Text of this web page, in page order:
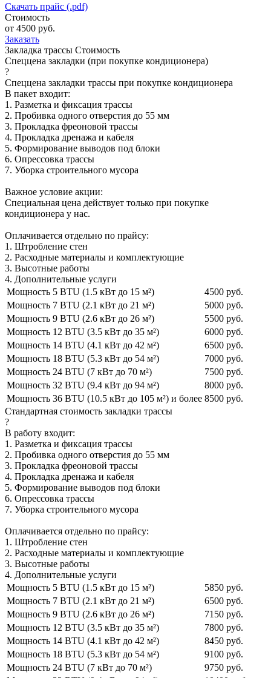
Скачать прайс (.pdf)
Стоимость
от 4500 руб.
Заказать
Закладка трассы Стоимость
Спеццена закладки (при покупке кондиционера)
?
Спеццена закладки трассы при покупке кондиционера
В пакет входит:
1. Разметка и фиксация трассы
2. Пробивка одного отверстия до 55 мм
3. Прокладка фреоновой трассы
4. Прокладка дренажа и кабеля
5. Формирование выводов под блоки
6. Опрессовка трассы
7. Уборка строительного мусора
Важное условие акции:
Специальная цена действует только при покупке
кондиционера у нас.
Оплачивается отдельно по прайсу:
1. Штробление стен
2. Расходные материалы и комплектующие
3. Высотные работы
4. Дополнительные услуги
Мощность 5 BTU (1.5 кВт до 15 м²)
4500 руб.
Мощность 7 BTU (2.1 кВт до 21 м²)
5000 руб.
Мощность 9 BTU (2.6 кВт до 26 м²)
5500 руб.
Мощность 12 BTU (3.5 кВт до 35 м²)
6000 руб.
Мощность 14 BTU (4.1 кВт до 42 м²)
6500 руб.
Мощность 18 BTU (5.3 кВт до 54 м²)
7000 руб.
Мощность 24 BTU (7 кВт до 70 м²)
7500 руб.
Мощность 32 BTU (9.4 кВт до 94 м²)
8000 руб.
Мощность 36 BTU (10.5 кВт до 105 м²) и более 8500 руб.
Стандартная стоимость закладки трассы
?
В работу входит:
1. Разметка и фиксация трассы
2. Пробивка одного отверстия до 55 мм
3. Прокладка фреоновой трассы
4. Прокладка дренажа и кабеля
5. Формирование выводов под блоки
6. Опрессовка трассы
7. Уборка строительного мусора
Оплачивается отдельно по прайсу:
1. Штробление стен
2. Расходные материалы и комплектующие
3. Высотные работы
4. Дополнительные услуги
Мощность 5 BTU (1.5 кВт до 15 м²)
5850 руб.
Мощность 7 BTU (2.1 кВт до 21 м²)
6500 руб.
Мощность 9 BTU (2.6 кВт до 26 м²)
7150 руб.
Мощность 12 BTU (3.5 кВт до 35 м²)
7800 руб.
Мощность 14 BTU (4.1 кВт до 42 м²)
8450 руб.
Мощность 18 BTU (5.3 кВт до 54 м²)
9100 руб.
Мощность 24 BTU (7 кВт до 70 м²)
9750 руб.